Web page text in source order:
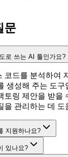
문
로 쓰는 AI 툴인가요?
코드를 분석하여
생성해 주는 도구
토링 제안을 받을
을 관리하는 데 도
지원하나요?
있나요?